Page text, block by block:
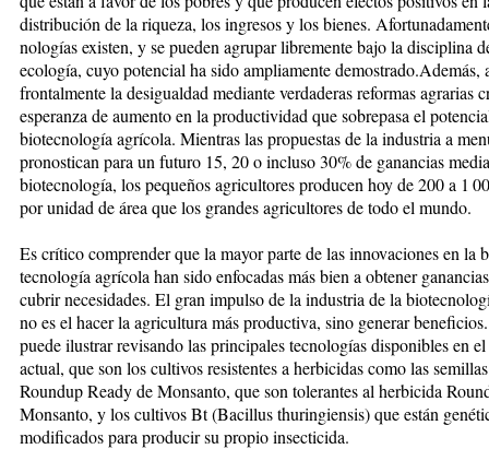
distribución de la riqueza, los in­gre­sos y los bienes.
no­logías existen, y se pueden agrupar li­bre­men­te bajo la disciplina
eco­logía, cuyo potencial ha sido ampliamente demostrado.Además,
frontalmente la des­igualdad mediante verdaderas reformas agrarias
esperanza de au­men­to en la productividad que sobrepasa el
biotecnología agrícola. Mientras las propuestas de la industria a
pronostican para un futuro 15, 20 o incluso 30% de ganancias
biotecnología, los pequeños agricultores producen hoy de 200 a 1
por unidad de área que los gran­des agricultores de todo el mundo.
Es crítico comprender que la mayor parte de las innovaciones en la
tecnología agrícola han sido enfo­ca­das más bien a obtener
cubrir necesidades. El gran im­pul­so de la industria de la
no es el hacer la agricultura más pro­­duc­tiva, sino generar
puede ilustrar revi­san­do las principales tecnologías dis­po­­ni­bles en
actual, que son los cul­tivos resistentes a her­bi­ci­das como las
Round­up Ready de Monsanto, que son tolerantes al her­bi­­ci­da
Monsanto, y los cul­tivos Bt (Bacillus thuringien­sis) que es­tán
modificados para producir su propio insecticida.